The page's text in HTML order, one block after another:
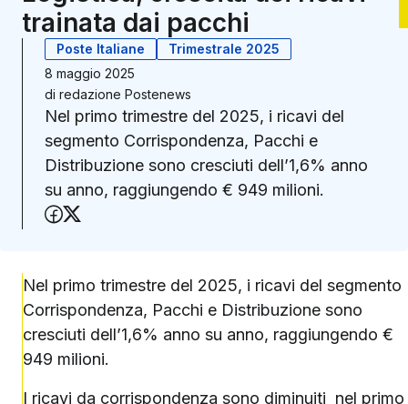
trainata dai pacchi
Poste Italiane
Trimestrale 2025
8 maggio 2025
di redazione Postenews
Nel primo trimestre del 2025, i ricavi del
segmento Corrispondenza, Pacchi e
Distribuzione sono cresciuti dell’1,6% anno
su anno, raggiungendo € 949 milioni.
Condividi su Facebook
Nel primo trimestre del 2025, i ricavi del segmento
Corrispondenza, Pacchi e Distribuzione sono
cresciuti dell’1,6% anno su anno, raggiungendo €
949 milioni.
I ricavi da corrispondenza sono diminuiti nel primo